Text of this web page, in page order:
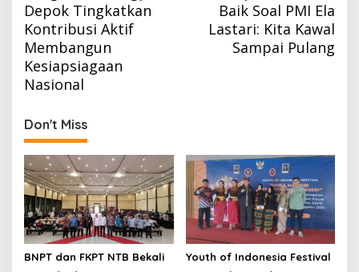
Depok Tingkatkan
Kontribusi Aktif
Membangun
Kesiapsiagaan
Nasional
Baik Soal PMI Ela
Lastari: Kita Kawal
Sampai Pulang
Don't Miss
BNPT dan FKPT NTB Bekali
Youth of Indonesia Festival